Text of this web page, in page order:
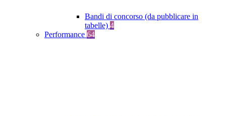
Bandi di concorso (da pubblicare in
tabelle) 4
Performance 64